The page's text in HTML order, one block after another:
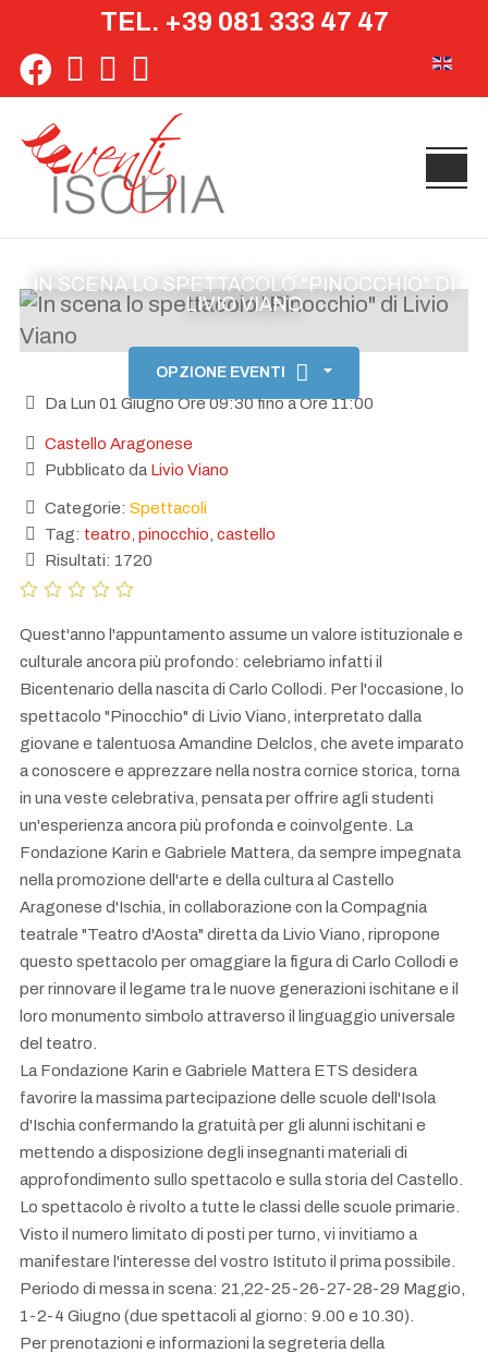
TEL. +39 081 333 47 47
IN SCENA LO SPETTACOLO "PINOCCHIO" DI
LIVIO VIANO
OPZIONE EVENTI
Da Lun 01 Giugno Ore 09:30 fino a Ore 11:00
Castello Aragonese
Pubblicato da Livio Viano
Categorie: Spettacoli
Tag: teatro pinocchio castello
Risultati: 1720
Quest'anno l'appuntamento assume un valore istituzionale e
culturale ancora più profondo: celebriamo infatti il
Bicentenario della nascita di Carlo Collodi. Per l'occasione, lo
spettacolo "Pinocchio" di Livio Viano, interpretato dalla
giovane e talentuosa Amandine Delclos, che avete imparato
a conoscere e apprezzare nella nostra cornice storica, torna
in una veste celebrativa, pensata per offrire agli studenti
un'esperienza ancora più profonda e coinvolgente. La
Fondazione Karin e Gabriele Mattera, da sempre impegnata
nella promozione dell'arte e della cultura al Castello
Aragonese d'Ischia, in collaborazione con la Compagnia
teatrale "Teatro d'Aosta" diretta da Livio Viano, ripropone
questo spettacolo per omaggiare la figura di Carlo Collodi e
per rinnovare il legame tra le nuove generazioni ischitane e il
loro monumento simbolo attraverso il linguaggio universale
del teatro.
La Fondazione Karin e Gabriele Mattera ETS desidera
favorire la massima partecipazione delle scuole dell'Isola
d'Ischia confermando la gratuità per gli alunni ischitani e
mettendo a disposizione degli insegnanti materiali di
approfondimento sullo spettacolo e sulla storia del Castello.
Lo spettacolo è rivolto a tutte le classi delle scuole primarie.
Visto il numero limitato di posti per turno, vi invitiamo a
manifestare l'interesse del vostro Istituto il prima possibile.
Periodo di messa in scena: 21,22-25-26-27-28-29 Maggio,
1-2-4 Giugno (due spettacoli al giorno: 9.00 e 10.30).
Per prenotazioni e informazioni la segreteria della